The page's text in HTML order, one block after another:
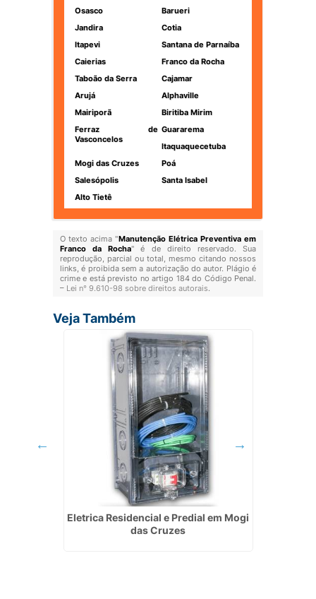
Osasco
Barueri
Jandira
Cotia
Itapevi
Santana de Parnaíba
Caierias
Franco da Rocha
Taboão da Serra
Cajamar
Arujá
Alphaville
Mairiporã
Biritiba Mirim
Ferraz de
Vasconcelos
Guararema
Itaquaquecetuba
Mogi das Cruzes
Poá
Salesópolis
Santa Isabel
Alto Tietê
O texto acima "Manutenção Elétrica Preventiva em
Franco da Rocha" é de direito reservado. Sua
reprodução, parcial ou total, mesmo citando nossos
links, é proibida sem a autorização do autor. Plágio é
crime e está previsto no artigo 184 do Código Penal.
– Lei n° 9.610-98 sobre direitos autorais.
Veja Também
Eletrica Residencial e Predial em Mogi
das Cruzes